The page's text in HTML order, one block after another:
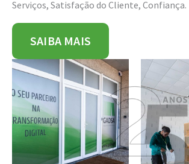
Serviços, Satisfação do Cliente, Confiança.
SAIBA MAIS